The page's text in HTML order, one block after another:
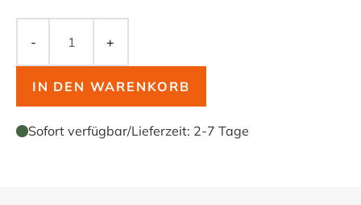
- +
IN DEN WARENKORB
Sofort verfügbar/Lieferzeit: 2-7 Tage